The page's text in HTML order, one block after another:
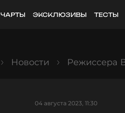
ЧАРТЫ ЭКСКЛЮЗИВЫ ТЕСТЫ
Новости Режиссера
04 августа 2023, 11:30